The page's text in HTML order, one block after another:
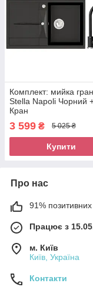
Комплект: мийка
Stella Napoli Чорний
Кран
3 599 ₴ 5 025 ₴
Купити
Про нас
91% позитивних
Працює з
м. Київ
Київ, Україна
Контакти